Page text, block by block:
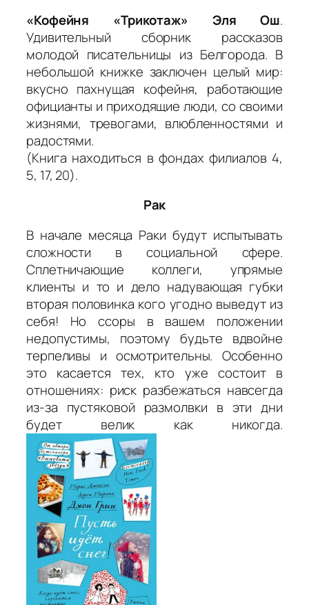
«Кофейня «Трикотаж» Эля Ош.
Удивительный сборник рассказов
молодой писательницы из Белгорода. В
небольшой книжке заключен целый мир:
вкусно пахнущая кофейня, работающие
официанты и приходящие люди, со своими
жизнями, тревогами, влюбленностями и
радостями.
(Книга находиться в фондах филиалов 4,
5, 17, 20).
Рак
В начале месяца Раки будут испытывать
сложности в социальной сфере.
Сплетничающие коллеги, упрямые
клиенты и то и дело надувающая губки
вторая половинка кого угодно выведут из
себя! Но ссоры в вашем положении
недопустимы, поэтому будьте вдвойне
терпеливы и осмотрительны. Особенно
это касается тех, кто уже состоит в
отношениях: риск разбежаться навсегда
из-за пустяковой размолвки в эти дни
будет велик как никогда.